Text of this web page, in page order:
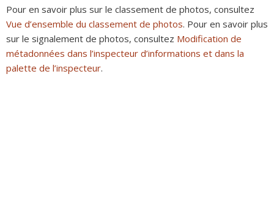
Pour en savoir plus sur le classement de photos, consultez
Vue d’ensemble du classement de photos. Pour en savoir plus
sur le signalement de photos, consultez Modification de
métadonnées dans l’inspecteur d’informations et dans la
palette de l’inspecteur.